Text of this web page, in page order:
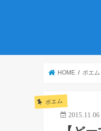
HOME ポエム
ポエム
2015.11.06